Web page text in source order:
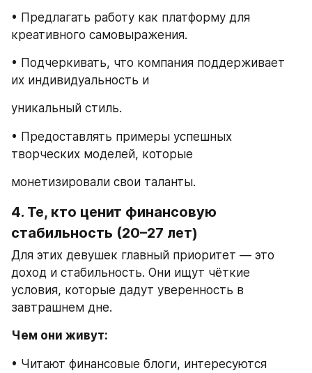
• Предлагать работу как платформу для
креативного самовыражения.
• Подчеркивать, что компания поддерживает
их индивидуальность и
уникальный стиль.
• Предоставлять примеры успешных
творческих моделей, которые
монетизировали свои таланты.
4. Те, кто ценит финансовую
стабильность (20–27 лет)
Для этих девушек главный приоритет — это
доход и стабильность. Они ищут чёткие
условия, которые дадут уверенность в
завтрашнем дне.
Чем они живут:
• Читают финансовые блоги, интересуются